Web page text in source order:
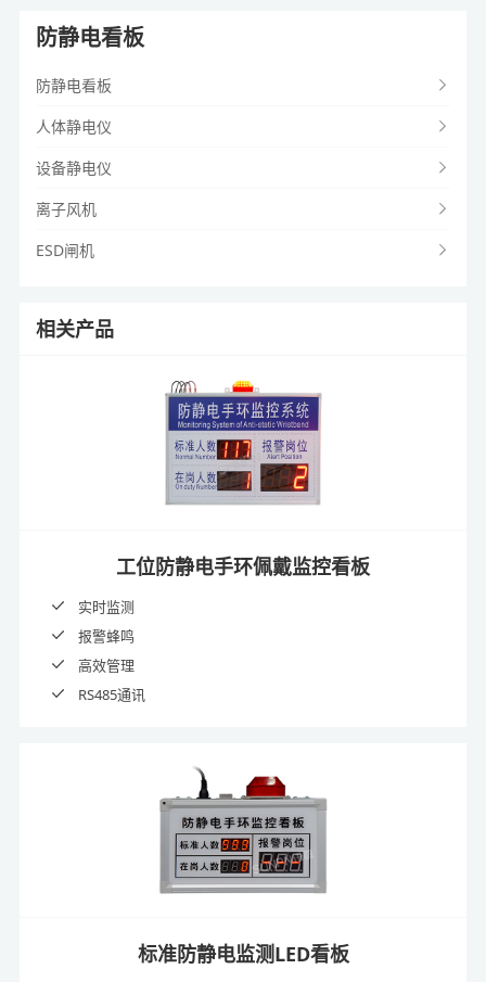
防静电看板
防静电看板
人体静电仪
设备静电仪
离子风机
ESD闸机
相关产品
工位防静电手环佩戴监控看板
实时监测
报警蜂鸣
高效管理
RS485通讯
标准防静电监测LED看板